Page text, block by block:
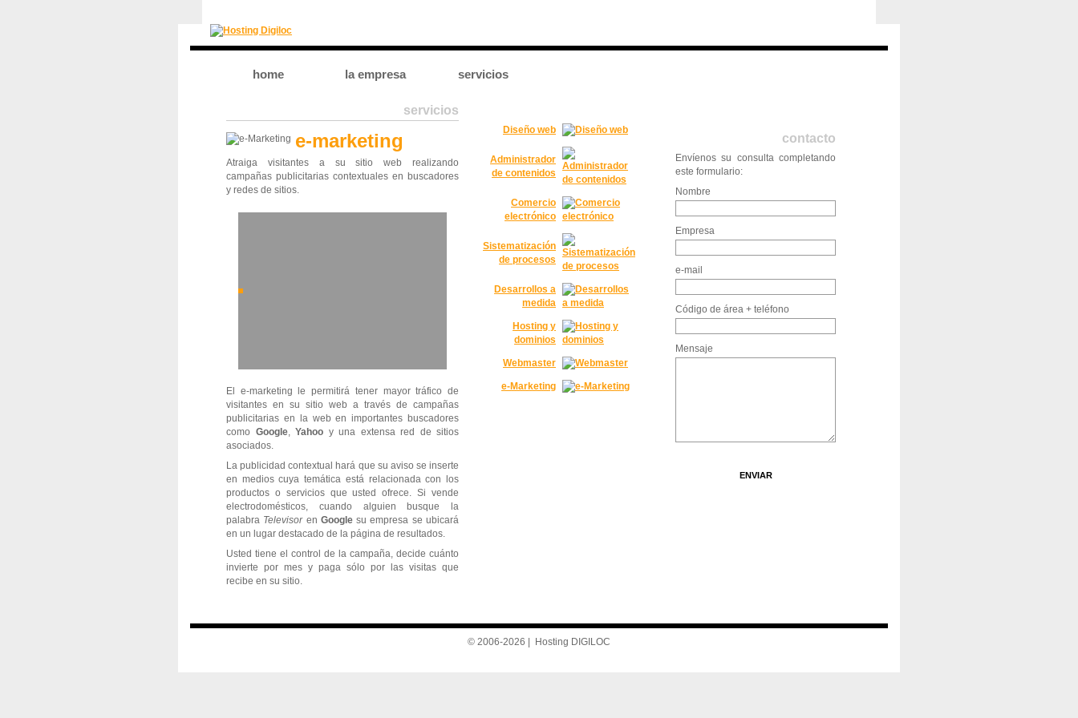
home la empresa servicios
servicios
e-marketing
Atraiga visitantes a su sitio web realizando
campañas publicitarias contextuales en buscadores
y redes de sitios.
El e-marketing le permitirá tener mayor tráfico de
visitantes en su sitio web a través de campañas
publicitarias en la web en importantes buscadores
como Google, Yahoo y una extensa red de sitios
asociados.
La publicidad contextual hará que su aviso se inserte
en medios cuya temática está relacionada con los
productos o servicios que usted ofrece. Si vende
electrodomésticos, cuando alguien busque la
palabra Televisoren Googlesu empresa se ubicará
en un lugar destacado de la página de resultados.
Usted tiene el control de la campaña, decide cuánto
invierte por mes y paga sólo por las visitas que
recibe en su sitio.
Diseño web
Administrador
de contenidos
Comercio
electrónico
Sistematización
de procesos
Desarrollos a
medida
Hosting y
dominios
Webmaster
e-Marketing
contacto
Envíenos su consulta completando
este formulario:
Nombre
Empresa
e-mail
Código de área + teléfono
Mensaje
© 2006-2026 | Hosting DIGILOC